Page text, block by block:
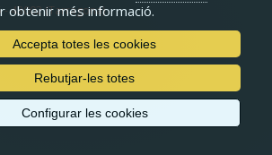
- 43002 (Tarragona)
obtenir més informació.
Accepta totes les cookies
Rebutjar-les totes
Configurar les cookies